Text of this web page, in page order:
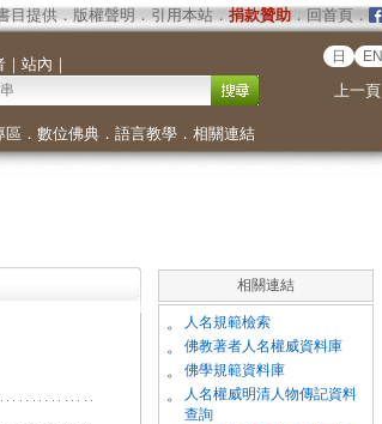
目提供． 版權聲明 ． 引用本站． 捐款贊助．回首頁．
｜ 站內 ｜ 日 EN
上一頁
區 ． 數位佛典． 語言教學． 相關連結
相關連結
。 人名規範檢索
。 佛教著者人名權威資料庫
。 佛學規範資料庫
。
人名權威明清人物傳記資料
查詢